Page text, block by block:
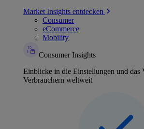
Market Insights entdecken
Consumer
eCommerce
Mobility
Consumer Insights
Einblicke in die Einstellungen und das
Verbrauchern weltweit